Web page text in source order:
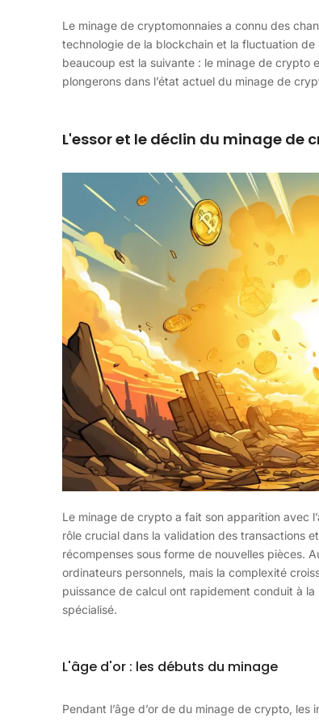
Le minage de cryptomonnaies a connu des
technologie de la blockchain et la fluctuation
beaucoup est la suivante : le minage de crypto
plongerons dans l’état actuel du minage de
L'essor et le déclin du minage de
Le minage de crypto a fait son apparition avec
rôle crucial dans la validation des transactions
récompenses sous forme de nouvelles pièces.
ordinateurs personnels, mais la complexité
puissance de calcul ont rapidement conduit à
spécialisé.
L'âge d'or : les débuts du minage
Pendant l’âge d’or de du minage de crypto,